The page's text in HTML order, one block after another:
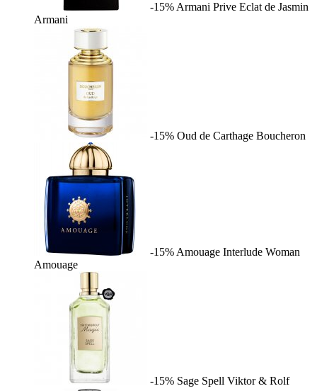
-15% Armani Prive Eclat de Jasmin
Armani
-15% Oud de Carthage Boucheron
-15% Amouage Interlude Woman
Amouage
-15% Sage Spell Viktor & Rolf